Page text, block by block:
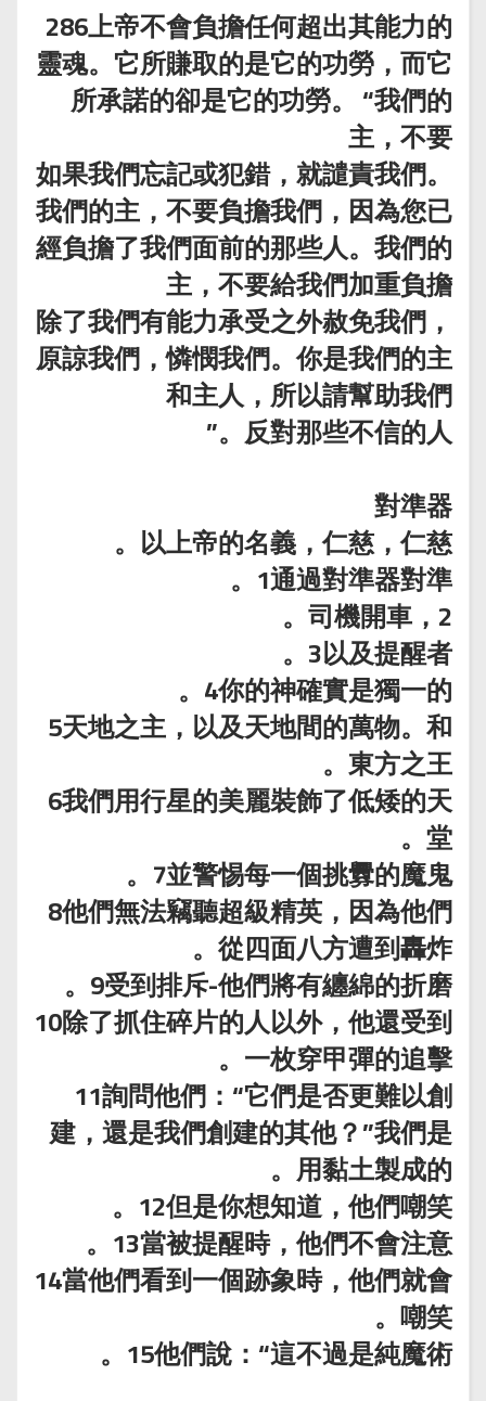
286上帝不會負擔任何超出其能力的
靈魂。它所賺取的是它的功勞，而它
所承諾的卻是它的功勞。 “我們的
主，不要
如果我們忘記或犯錯，就譴責我們。
我們的主，不要負擔我們，因為您已
經負擔了我們面前的那些人。我們的
主，不要給我們加重負擔
除了我們有能力承受之外赦免我們，
原諒我們，憐憫我們。你是我們的主
和主人，所以請幫助我們
反對那些不信的人。”
對準器
以上帝的名義，仁慈，仁慈。
1通過對準器對準。
2，司機開車。
3以及提醒者。
4你的神確實是獨一的。
5天地之主，以及天地間的萬物。和
東方之王。
6我們用行星的美麗裝飾了低矮的天
堂。
7並警惕每一個挑釁的魔鬼。
8他們無法竊聽超級精英，因為他們
從四面八方遭到轟炸。
9受到排斥-他們將有纏綿的折磨。
10除了抓住碎片的人以外，他還受到
一枚穿甲彈的追擊。
11詢問他們：“它們是否更難以創
建，還是我們創建的其他？”我們是
用黏土製成的。
12但是你想知道，他們嘲笑。
13當被提醒時，他們不會注意。
14當他們看到一個跡象時，他們就會
嘲笑。
15他們說：“這不過是純魔術。